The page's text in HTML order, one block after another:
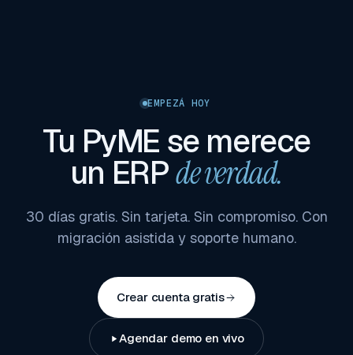
EMPEZÁ HOY
Tu PyME se merece
un ERPde verdad.
30 días gratis. Sin tarjeta. Sin compromiso. Con
migración asistida y soporte humano.
Crear cuenta gratis
Agendar demo en vivo